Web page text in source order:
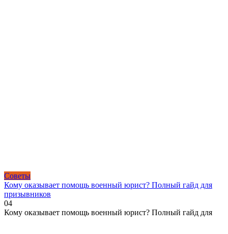
Советы
Кому оказывает помощь военный юрист? Полный гайд для
призывников
04
Кому оказывает помощь военный юрист? Полный гайд для